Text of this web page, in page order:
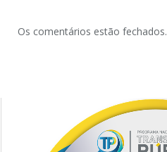
Os comentários estão fechados.